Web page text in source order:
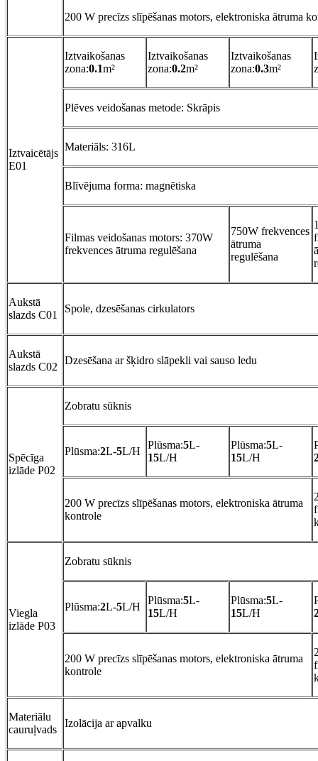
200 W precīzs slīpēšanas motors, elektroniska ātruma
Iztvaicētājs
E01
Iztvaikošanas
zona:0.1m²
Iztvaikošanas
zona:0.2m²
Iztvaikošanas
zona:0.3m²
Plēves veidošanas metode: Skrāpis
Materiāls: 316L
Blīvējuma forma: magnētiska
Filmas veidošanas motors: 370W
frekvences ātruma regulēšana
750W frekvences
ātruma
regulēšana
Aukstā
slazds C01
Spole, dzesēšanas cirkulators
Aukstā
slazds C02
Dzesēšana ar šķidro slāpekli vai sauso ledu
Spēcīga
izlāde P02
Zobratu sūknis
Plūsma:2L-5L/H
Plūsma:5L-
15L/H
Plūsma:5L-
15L/H
200 W precīzs slīpēšanas motors, elektroniska ātruma
kontrole
Viegla
izlāde P03
Zobratu sūknis
Plūsma:2L-5L/H
Plūsma:5L-
15L/H
Plūsma:5L-
15L/H
200 W precīzs slīpēšanas motors, elektroniska ātruma
kontrole
Materiālu
cauruļvads
Izolācija ar apvalku